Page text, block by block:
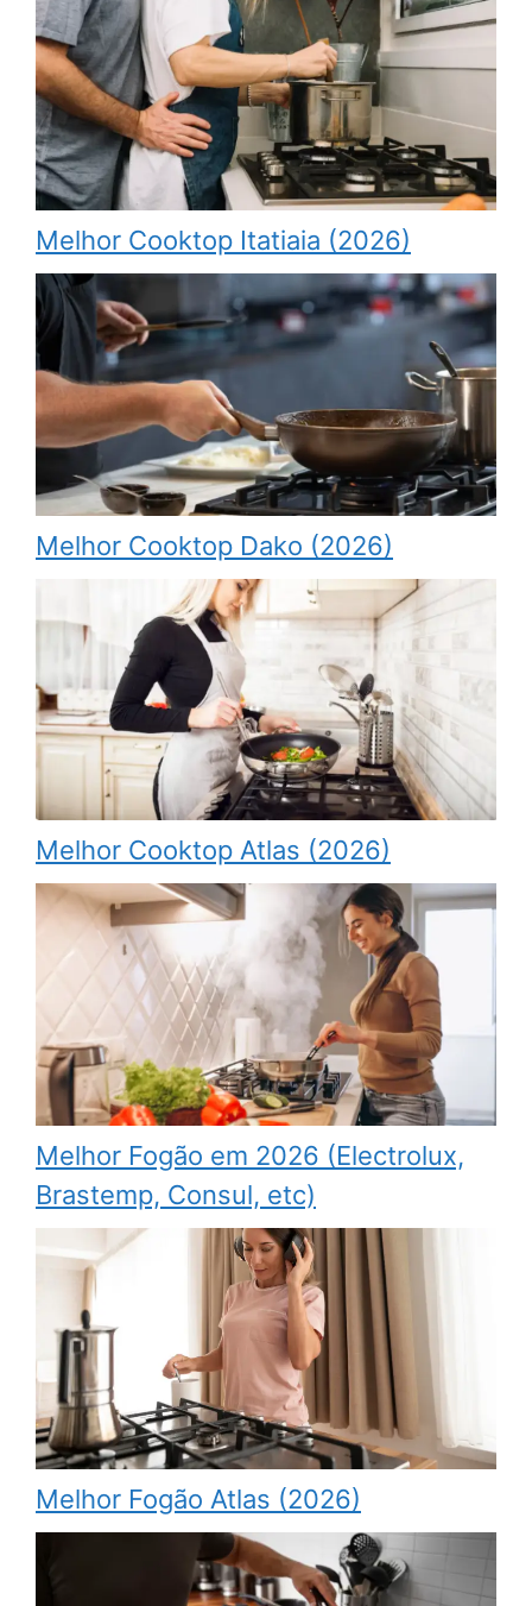
Melhor Cooktop Itatiaia (2026)
Melhor Cooktop Dako (2026)
Melhor Cooktop Atlas (2026)
Melhor Fogão em 2026 (Electrolux,
Brastemp, Consul, etc)
Melhor Fogão Atlas (2026)